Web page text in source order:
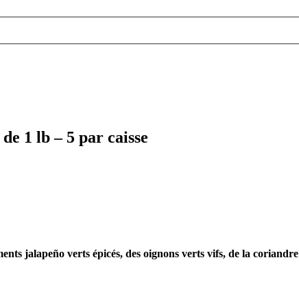
1 lb – 5 par caisse
jalapeño verts épicés, des oignons verts vifs, de la